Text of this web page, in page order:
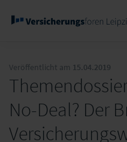
Veröffentlicht am 15.04.2019
No-Deal? Der